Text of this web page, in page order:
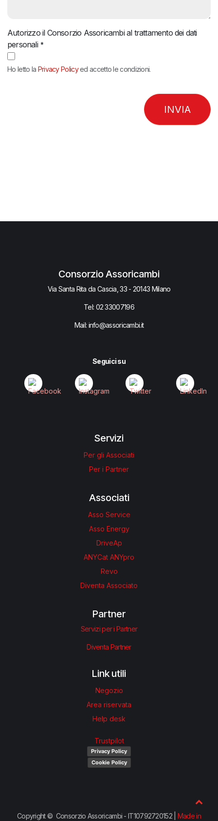
Autorizzo il Consorzio Assoricambi al trattamento dei dati
personali *
Ho letto la Privacy Policyed accetto le condizioni.
INVIA
Consorzio Assoricambi
Via Santa Rita da Cascia, 33 - 20143 Milano
Tel: 02 33007​196
Mail: info@assoricambi.it
Seguici su
Servizi
Per gli Associati
Per i Partner
Associati
Asso Service
Asso Energy
DriveAp
ANYCat ANYpro
Revo
Diventa Associato
Partner
Servizi per i Partner
Diventa Partner
Link utili
Negozio
Area riservata
Help desk
Trustpilot
Privacy Policy
Cookie Policy
Copyright © Consorzio Assoricambi - IT10792720152 | Made in